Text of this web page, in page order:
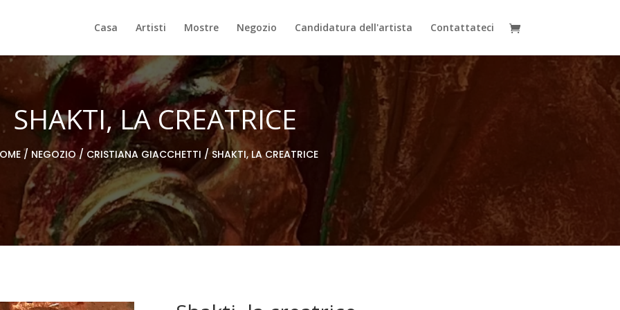
Casa Artisti Mostre Negozio Candidatura dell'artista Contattateci
SHAKTI, LA CREATRICE
/ NEGOZIO / CRISTIANA GIACCHETTI / SHAKTI, LA CREATRICE